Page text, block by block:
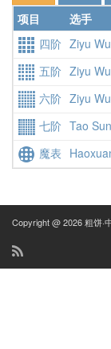
项目
选手
四阶 Ziyu
五阶 Ziyu
六阶 Ziyu
七阶 Tao
魔表
Copyright @ 2026 粗饼·